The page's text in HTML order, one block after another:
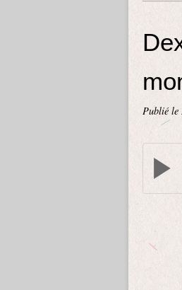
Publié le